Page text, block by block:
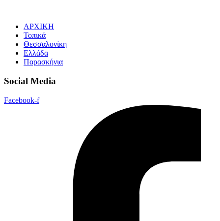
ΑΡΧΙΚΗ
Τοπικά
Θεσσαλονίκη
Ελλάδα
Παρασκήνια
Social Media
Facebook-f